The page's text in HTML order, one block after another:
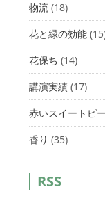
物流 (18)
花と緑の効能
花保ち (14)
講演実績 (17)
赤いスイートピ
香り (35)
RSS